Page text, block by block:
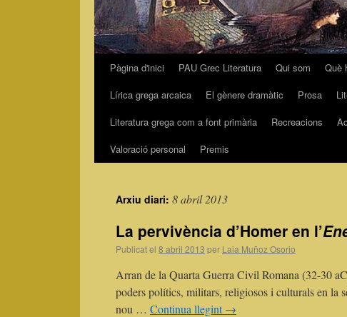
Vés
contingut
Pàgina d'inici PAU Grec Literatura Qui som Què
Lírica grega arcaica
El gènere dramàtic Prosa
Literatura grega com a font primària
Recreacions
Valoració personal
Premis
Arxiu diari: 8 abril 2013
La pervivència d’Homer en l’
Publicat el 8 abril 2013 per Laia Muñoz Osorio
Arran de la Quarta Guerra Civil Romana (32-30
poders polítics, militars, religiosos i culturals en la
nou … Continua llegint→